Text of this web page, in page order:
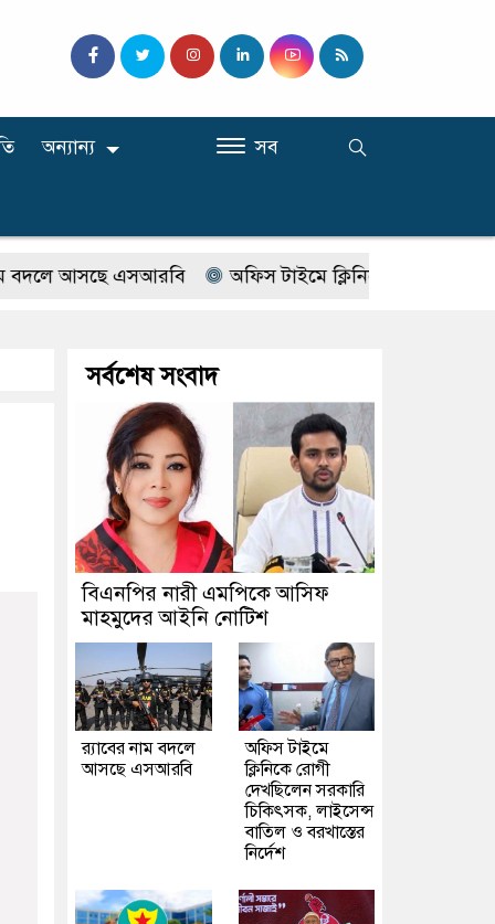
অন্যান্য সব
আসছে এসআরবি অফিস টাইমে ক্লিনিকে রোগী দেখছিলেন
সর্বশেষ সংবাদ
বিএনপির নারী এমপিকে আসিফ
মাহমুদের আইনি নোটিশ
র‍্যাবের নাম বদলে
আসছে এসআরবি
অফিস টাইমে
ক্লিনিকে রোগী
দেখছিলেন সরকারি
চিকিৎসক, লাইসেন্স
বাতিল ও বরখাস্তের
নির্দেশ